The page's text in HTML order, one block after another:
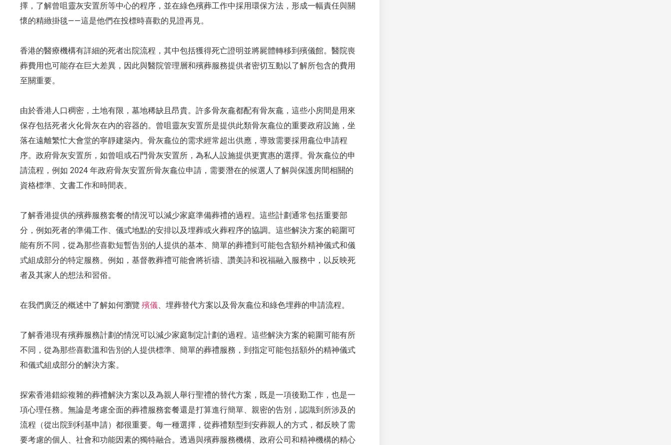
擇，了解曾咀靈灰安置所等中心的程序，並在綠色殯葬工作中採用環保方法，形成一幅責任與關
懷的精緻掛毯——這是他們在投標時喜歡的見證再見。
香港的醫療機構有詳細的死者出院流程，其中包括獲得死亡證明並將屍體轉移到殯儀館。醫院喪
葬費用也可能存在巨大差異，因此與醫院管理層和殯葬服務提供者密切互動以了解所包含的費用
至關重要。
由於香港人口稠密，土地有限，墓地稀缺且昂貴。許多骨灰龕都配有骨灰龕，這些小房間是用來
保存包括死者火化骨灰在內的容器的。曾咀靈灰安置所是提供此類骨灰龕位的重要政府設施，坐
落在遠離繁忙大會堂的寧靜建築內。骨灰龕位的需求經常超出供應，導致需要採用龕位申請程
序。政府骨灰安置所，如曾咀或石門骨灰安置所，為私人設施提供更實惠的選擇。骨灰龕位的申
請流程，例如 2024 年政府骨灰安置所骨灰龕位申請，需要潛在的候選人了解與保護房間相關的
資格標準、文書工作和時間表。
了解香港提供的殯葬服務套餐的情況可以減少家庭準備葬禮的過程。這些計劃通常包括重要部
分，例如死者的準備工作、儀式地點的安排以及埋葬或火葬程序的協調。這些解決方案的範圍可
能有所不同，從為那些喜歡短暫告別的人提供的基本、簡單的葬禮到可能包含額外精神儀式和儀
式組成部分的特定服務。例如，基督教葬禮可能會將祈禱、讚美詩和祝福融入服務中，以反映死
者及其家人的想法和習俗。
在我們廣泛的概述中了解如何瀏覽 殯儀 、埋葬替代方案以及骨灰龕位和綠色埋葬的申請流程。
了解香港現有殯葬服務計劃的情況可以減少家庭制定計劃的過程。這些解決方案的範圍可能有所
不同，從為那些喜歡溫和告別的人提供標準、簡單的葬禮服務，到指定可能包括額外的精神儀式
和儀式組成部分的解決方案。
探索香港錯綜複雜的葬禮解決方案以及為親人舉行聖禮的替代方案，既是一項後勤工作，也是一
項心理任務。無論是考慮全面的葬禮服務套餐還是打算進行簡單、親密的告別，認識到所涉及的
流程（從出院到利基申請）都很重要。每一種選擇，從葬禮類型到安葬親人的方式，都反映了需
要考慮的個人、社會和功能因素的獨特融合。透過與殯葬服務機構、政府公司和精神機構的精心